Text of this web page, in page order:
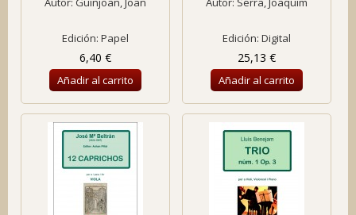
Edición: Papel
6,40 €
Añadir al carrito
Edición: Digital
25,13 €
Añadir al carrito